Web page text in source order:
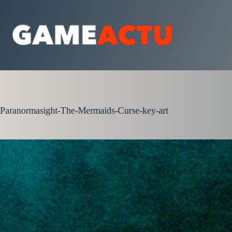
contenu
Paranormasight-The-Mermaids-Curse-key-art